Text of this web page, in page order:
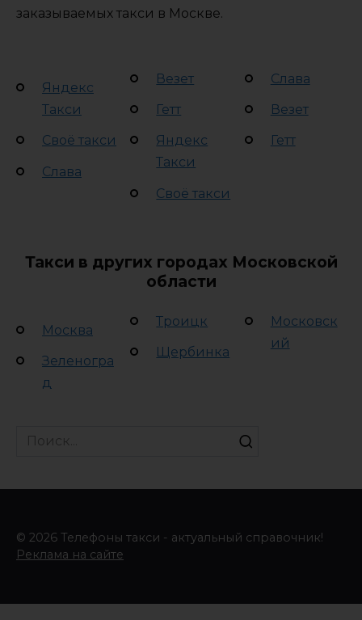
заказываемых такси в Москве.
Яндекс
Такси
Своё такси
Слава
Везет
Гетт
Яндекс
Такси
Своё такси
Слава
Везет
Гетт
Такси в других городах Московской
области
Москва
Зеленогра
д
Троицк
Щербинка
Московск
ий
Search
© 2026 Телефоны такси - актуальный справочник!
Реклама на сайте